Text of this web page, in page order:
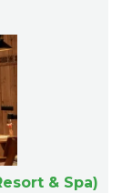
& Spa)